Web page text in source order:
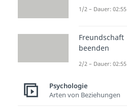
1/2 – Dauer: 02:55
Freundschaft
beenden
2/2 – Dauer: 02:55
Psychologie
Arten von Beziehungen